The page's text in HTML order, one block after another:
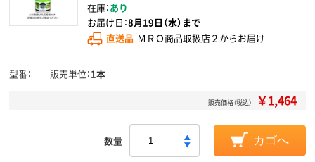
在庫：あり
お届け日：8月19日（水）まで
直送品 ＭＲＯ商品取扱店２からお届け
型番 販売単位 1本
販売価格（税込） ￥1,464
数量 カゴへ